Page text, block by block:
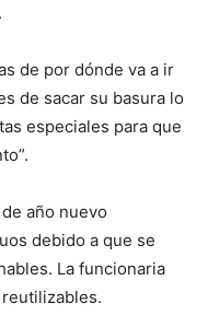
de por dónde va a ir
de sacar su basura lo
especiales para que
año nuevo
debido a que se
La funcionaria